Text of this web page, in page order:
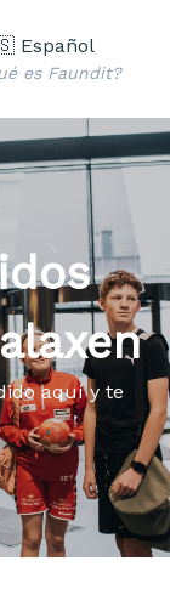
Español
es Faundit?
aquí y te